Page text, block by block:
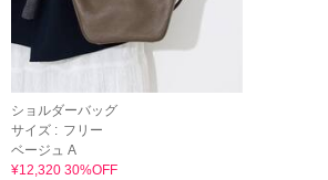
ショルダーバッグ
サイズ : フリー
ベージュ A
¥12,320 30%OFF